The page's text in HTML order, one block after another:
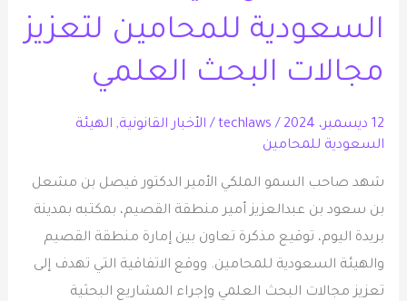
السعودية للمحامين لتعزيز
مجالات البحث العلمي
12 ديسمبر، 2024 /
techlaws
/ الأخبار القانونية, الهيئة
السعودية للمحامين
شهد صاحب السمو الملكي الأمير الدكتور فيصل بن مشعل
بن سعود بن عبدالعزيز أمير منطقة القصيم، بمكتبه بمدينة
بريدة اليوم، توقيع مذكرة تعاون بين إمارة منطقة القصيم
والهيئة السعودية للمحامين. ووقع الاتفاقية التي تهدف إلى
تعزيز مجالات البحث العلمي وإجراء المشاريع البحثية
المنطقة
والهيئة
للمحامين
لتعزيز
مجالات
العلمي